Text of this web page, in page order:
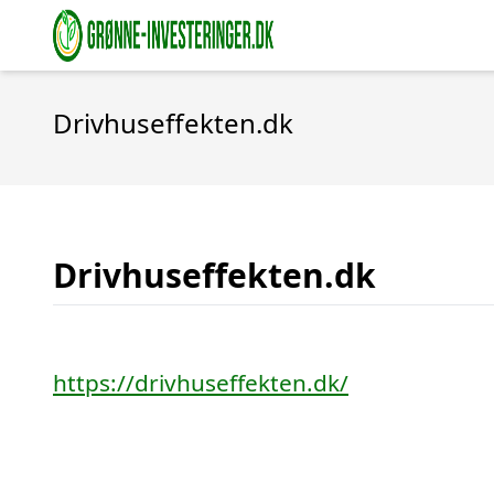
Drivhuseffekten.dk
Drivhuseffekten.dk
https://drivhuseffekten.dk/